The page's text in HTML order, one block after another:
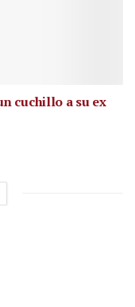
cuchillo a su ex